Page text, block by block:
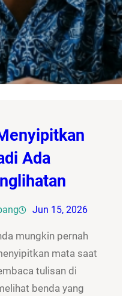
Ada
Jun 15, 2026
mungkin pernah
mata saat
tulisan di
benda yang